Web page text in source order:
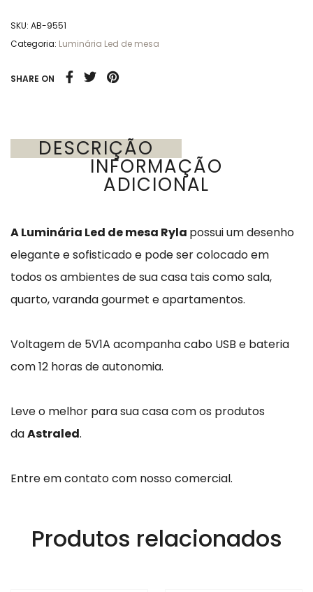
SKU: AB-9551
Categoria: Luminária Led de mesa
SHARE ON
DESCRIÇÃO
INFORMAÇÃO
ADICIONAL
A Luminária Led de mesa Ryla possui um desenho
elegante e sofisticado e pode ser colocado em
todos os ambientes de sua casa tais como sala,
quarto, varanda gourmet e apartamentos.
Voltagem de 5V1A acompanha cabo USB e bateria
com 12 horas de autonomia.
Leve o melhor para sua casa com os produtos
daAstraled.
Entre em contato com nosso comercial.
Produtos relacionados